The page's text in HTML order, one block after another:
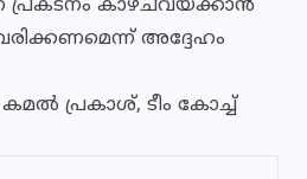
പ്രകടനം കാഴ്ചവയ്ക്കാന്‍
അദ്ദേഹം
പ്രകാശ്, ടീം കോച്ച്